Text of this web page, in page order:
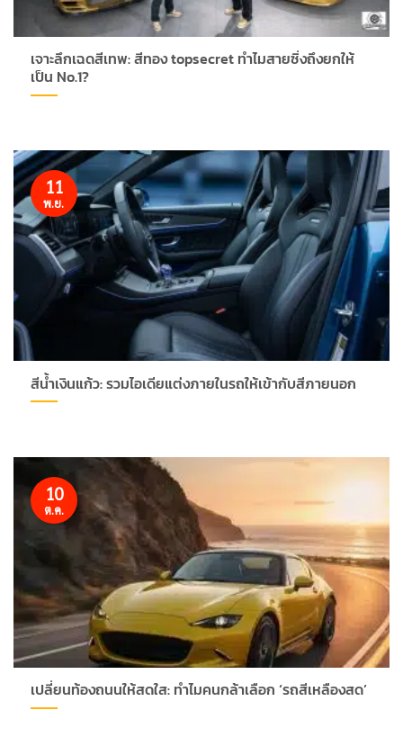
เจาะลึกเฉดสีเทพ: สีทอง topsecret ทำไมสายซิ่งถึงยกให้
เป็น No.1?
สีน้ำเงินแก้ว: รวมไอเดียแต่งภายในรถให้เข้ากับสีภายนอก
11
พ.ย.
เปลี่ยนท้องถนนให้สดใส: ทำไมคนกล้าเลือก ‘รถสีเหลืองสด’
10
ต.ค.